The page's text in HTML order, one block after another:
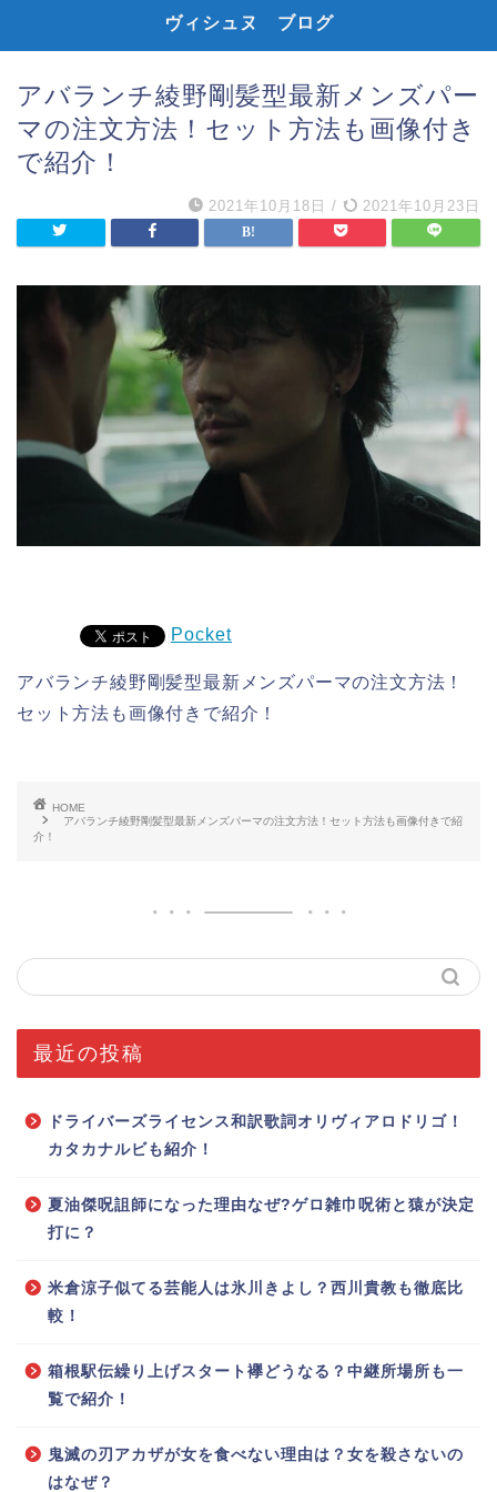
ヴィシュヌ ブログ
アバランチ綾野剛髪型最新メンズパー
マの注文方法！セット方法も画像付き
で紹介！
2021年10月18日 / 2021年10月23日
Pocket
アバランチ綾野剛髪型最新メンズパーマの注文方法！
セット方法も画像付きで紹介！
HOME
アバランチ綾野剛髪型最新メンズパーマの注文方法！セット方法も画像付きで紹
介！
最近の投稿
ドライバーズライセンス和訳歌詞オリヴィアロドリゴ！
カタカナルビも紹介！
夏油傑呪詛師になった理由なぜ?ゲロ雑巾呪術と猿が決定
打に？
米倉涼子似てる芸能人は氷川きよし？西川貴教も徹底比
較！
箱根駅伝繰り上げスタート襷どうなる？中継所場所も一
覧で紹介！
鬼滅の刃アカザが女を食べない理由は？女を殺さないの
はなぜ？